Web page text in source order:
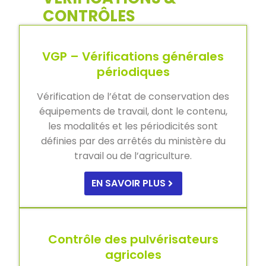
CONTRÔLES
VGP – Vérifications générales
périodiques
Vérification de l’état de conservation des
équipements de travail, dont le contenu,
les modalités et les périodicités sont
définies par des arrêtés du ministère du
travail ou de l’agriculture.
EN SAVOIR PLUS
Contrôle des pulvérisateurs
agricoles